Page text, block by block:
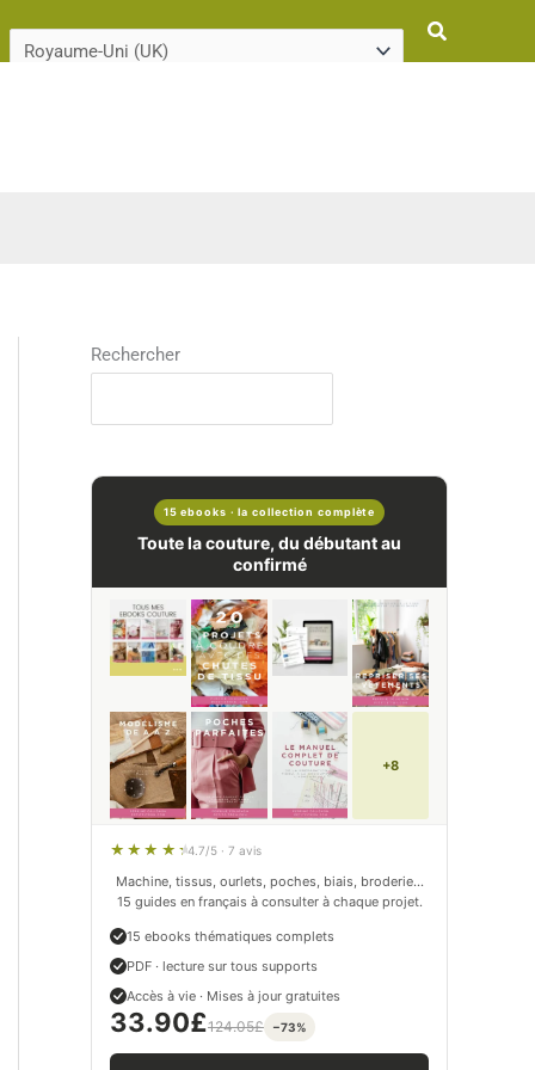
Rechercher
Rechercher
15 ebooks · la collection complète
Toute la couture, du débutant au
confirmé
+8
4.7/5 · 7 avis
Machine, tissus, ourlets, poches, biais, broderie…
15 guides en français à consulter à chaque projet.
15 ebooks thématiques complets
PDF · lecture sur tous supports
Accès à vie · Mises à jour gratuites
33.90£124.05£ −73%